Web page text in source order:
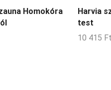
Homokóra
Harvia
test
10 415 Ft